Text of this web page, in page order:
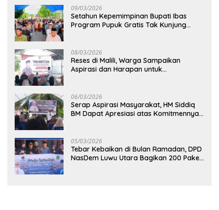
09/03/2026
Setahun Kepemimpinan Bupati Ibas
Program Pupuk Gratis Tak Kunjung
08/03/2026
Reses di Malili, Warga Sampaikan
Aspirasi dan Harapan untuk
06/03/2026
Serap Aspirasi Masyarakat, HM Siddiq
BM Dapat Apresiasi atas Komitmennya
05/03/2026
Tebar Kebaikan di Bulan Ramadan, DPD
NasDem Luwu Utara Bagikan 200 Paket